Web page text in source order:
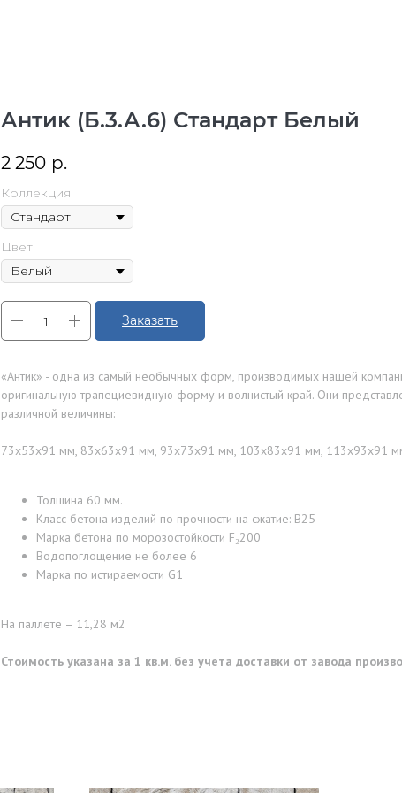
Антик (Б.3.А.6) Стандарт Белый
2 250 р.
Коллекция
Цвет
Заказать
«Антик» - одна из самый необычных форм, производимых нашей
оригинальную трапециевидную форму и волнистый край. Они
различной величины:
73х53х91 мм, 83х63х91 мм, 93х73х91 мм, 103х83х91 мм, 113х93х91
Толщина 60 мм.
Класс бетона изделий по прочности на сжатие: В25
Марка бетона по морозостойкости F₂200
Водопоглощение не более 6
Марка по истираемости G1
На паллете – 11,28 м2
Стоимость указана за 1 кв.м. без учета доставки от завода